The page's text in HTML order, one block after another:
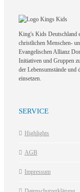
King's Kids Deutschland
christlichen Menschen-
Evangelischen Allianz
Initiativen und Gruppen
der Lebensumstände
einsetzen.
SERVICE
Highlights
AGB
Impressum